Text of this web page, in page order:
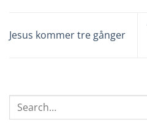
Jesus kommer tre gånger